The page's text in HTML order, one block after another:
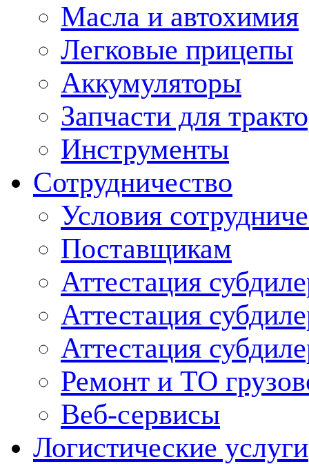
Масла и автохимия
Легковые прицепы
Аккумуляторы
Запчасти для
Инструменты
Сотрудничество
Условия
Поставщикам
Аттестация
Аттестация
Аттестация
Ремонт и ТО
Веб-сервисы
Логистические услуги